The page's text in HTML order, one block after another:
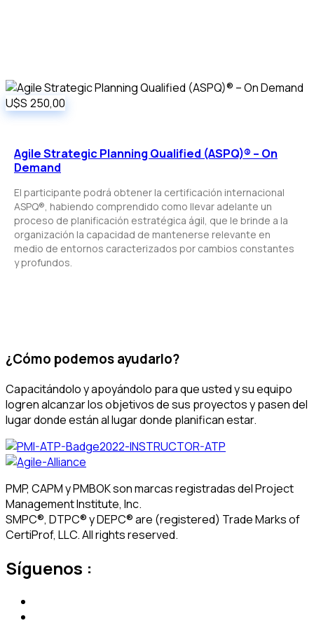
U$S 250,00
Agile Strategic Planning Qualified (ASPQ)® – On
Demand
El participante podrá obtener la certificación internacional
ASPQ®, habiendo comprendido como llevar adelante un
proceso de planificación estratégica ágil, que le brinde a la
organización la capacidad de mantenerse relevante en
medio de entornos caracterizados por cambios constantes
y profundos.
¿Cómo podemos ayudarlo?
Capacitándolo y apoyándolo para que usted y su equipo
logren alcanzar los objetivos de sus proyectos y pasen del
lugar donde están al lugar donde planifican estar.
PMP, CAPM y PMBOK son marcas registradas del Project
Management Institute, Inc.
SMPC®, DTPC® y DEPC® are (registered) Trade Marks of
CertiProf, LLC. All rights reserved.
Síguenos :